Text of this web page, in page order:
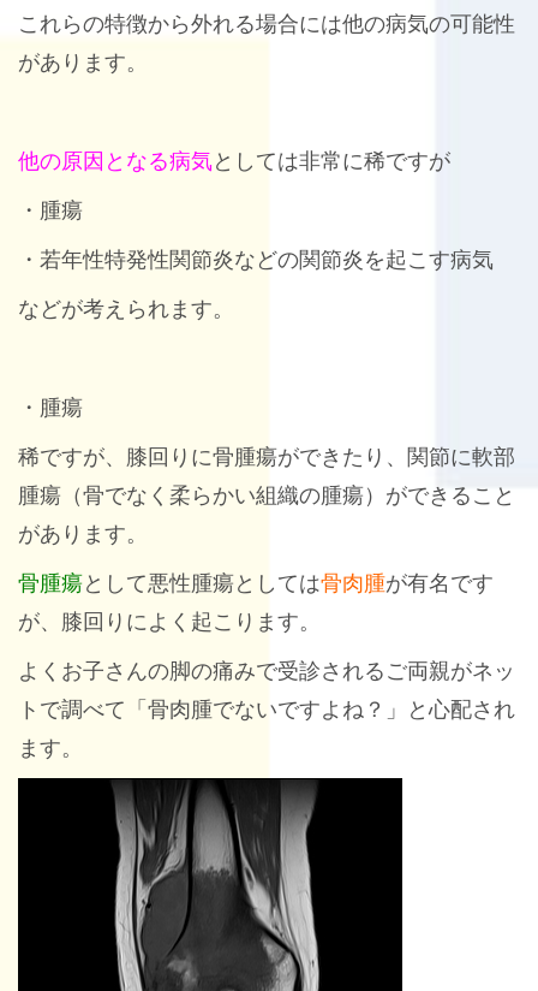
これらの特徴から外れる場合には他の病気の可能性
があります。
他の原因となる病気としては非常に稀ですが
・腫瘍
・若年性特発性関節炎などの関節炎を起こす病気
などが考えられます。
・腫瘍
稀ですが、膝回りに骨腫瘍ができたり、関節に軟部
腫瘍（骨でなく柔らかい組織の腫瘍）ができること
があります。
骨腫瘍として悪性腫瘍としては骨肉腫が有名です
が、膝回りによく起こります。
よくお子さんの脚の痛みで受診されるご両親がネッ
トで調べて「骨肉腫でないですよね？」と心配され
ます。